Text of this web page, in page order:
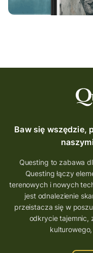
Baw się wszędzie,
Questing to zabawa
Questing łączy
terenowych i nowych
jest odnalezienie
przeistacza się w
odkrycie tajemnic,